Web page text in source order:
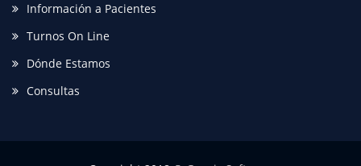
Información a Pacientes
Turnos On Line
Dónde Estamos
Consultas